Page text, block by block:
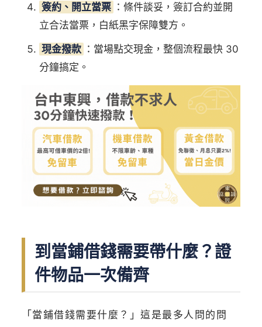
簽約、開立當票 ：條件談妥，簽訂合約並開
立合法當票，白紙黑字保障雙方。
現金撥款 ：當場點交現金，整個流程最快 30
分鐘搞定。
到當鋪借錢需要帶什麼？證
件物品一次備齊
「當鋪借錢需要什麼？」這是最多人問的問